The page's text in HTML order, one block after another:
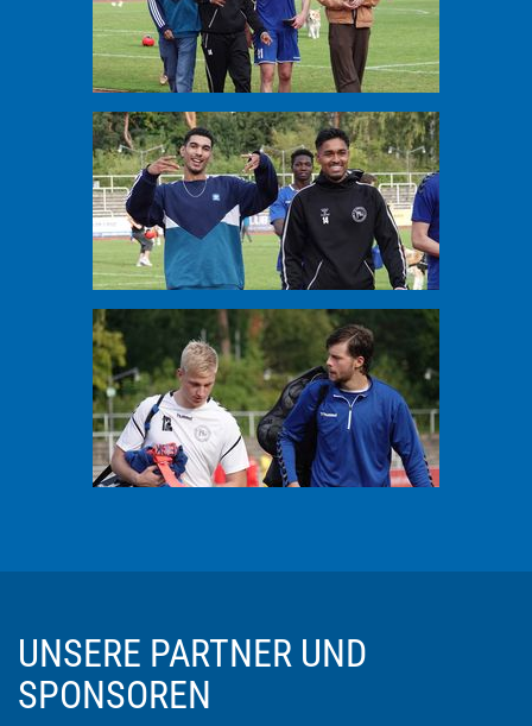
UNSERE PARTNER UND
SPONSOREN